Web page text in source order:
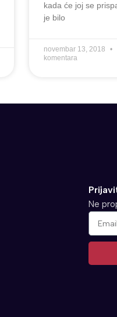
kada će joj se
je bilo
novembar 13, 2018
komentara
Ne